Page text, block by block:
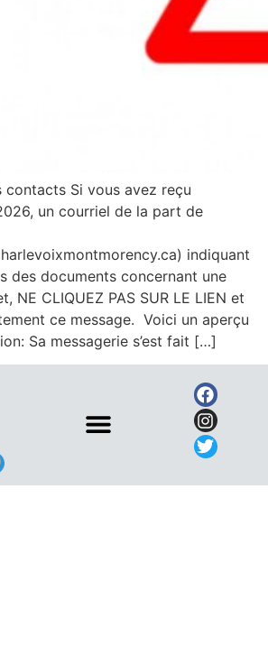
Si vous avez reçu
un courriel de la part de
indiquant
des documents concernant une
NE CLIQUEZ PAS SUR LE LIEN et
ce message. Voici un aperçu
Sa messagerie s’est fait […]